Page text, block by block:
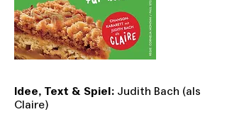
Idee, Text & Spiel: Judith Bach (als
Claire)